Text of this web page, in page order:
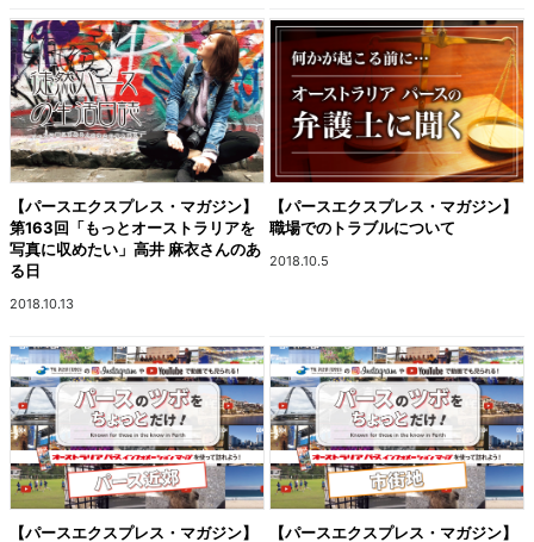
【パースエクスプレス・マガジン】
第163回「もっとオーストラリアを
写真に収めたい」高井 麻衣さんのあ
る日
2018.10.13
【パースエクスプレス・マガジン】
職場でのトラブルについて
2018.10.5
【パースエクスプレス・マガジン】
【パースエクスプレス・マガジン】